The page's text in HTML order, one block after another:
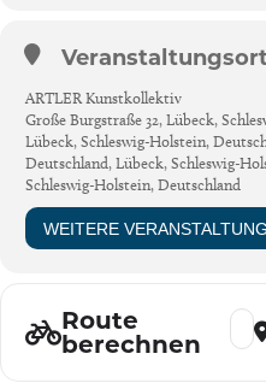
ARTLER Kunstkollektiv
Große Burgstraße 32, Lübeck,
Lübeck, Schleswig-Holstein,
Deutschland, Lübeck, Schleswig-
Schleswig-Holstein, Deutschland
WEITERE
Route
berechnen